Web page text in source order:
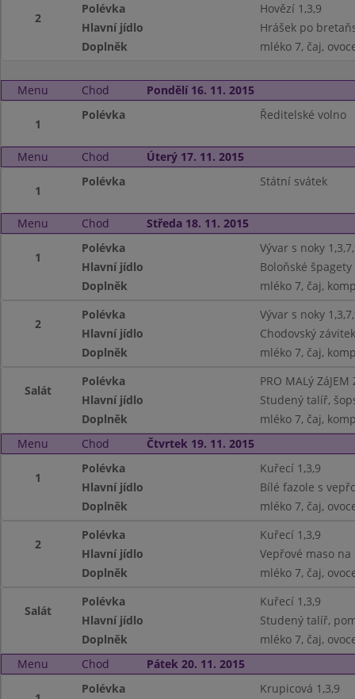
2
Polévka
Hovězí 1,3,9
Hlavní jídlo
Hrášek po
Doplněk
mléko 7, čaj,
Menu Chod Pondělí 16. 11. 2015
1
Polévka Ředitelské volno
Menu Chod Úterý 17. 11. 2015
1
Polévka Státní svátek
Menu Chod Středa 18. 11. 2015
1
Polévka
Vývar s noky
Hlavní jídlo
Boloňské špagety
Doplněk
mléko 7, čaj,
2
Polévka
Vývar s noky
Hlavní jídlo
Chodovský
Doplněk
mléko 7, čaj,
Salát
Polévka
PRO MALý ZáJEM
Hlavní jídlo
Studený talíř,
Doplněk
mléko 7, čaj,
Menu
Chod Čtvrtek 19. 11. 2015
1
Polévka
Kuřecí 1,3,9
Hlavní jídlo
Bílé fazole s
Doplněk
mléko 7, čaj,
2
Polévka
Kuřecí 1,3,9
Hlavní jídlo
Vepřové maso
Doplněk
mléko 7, čaj,
Salát
Polévka
Kuřecí 1,3,9
Hlavní jídlo
Studený talíř,
Doplněk
mléko 7, čaj,
Menu
Chod Pátek 20. 11. 2015
Polévka Krupicová 1,3,9